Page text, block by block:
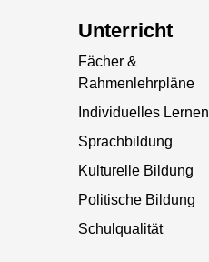
Unterricht
Fächer &
Rahmenlehrpläne
Individuelles Lernen
Sprachbildung
Kulturelle Bildung
Politische Bildung
Schulqualität